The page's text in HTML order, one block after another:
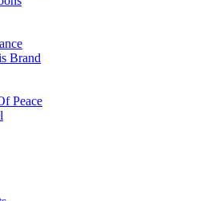
Brand
Peace
l